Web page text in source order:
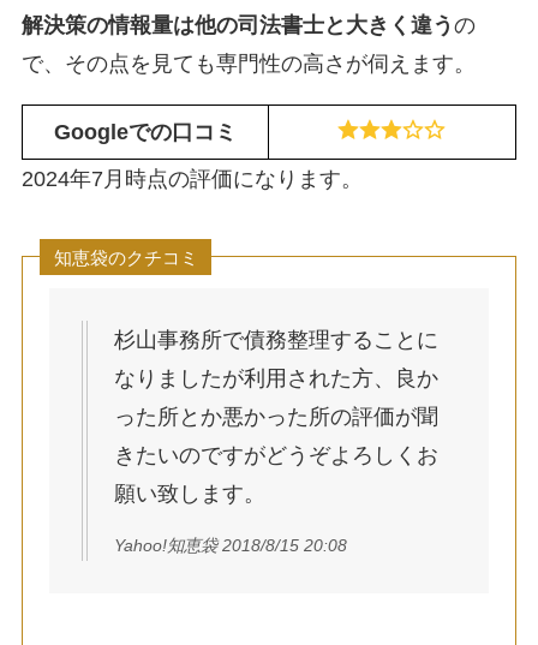
解決策の情報量は他の司法書士と大きく違う の
で、その点を見ても専門性の高さが伺えます。
Googleでの口コミ
2024年7月時点の評価になります。
知恵袋のクチコミ
杉山事務所で債務整理することに
なりましたが利用された方、良か
った所とか悪かった所の評価が聞
きたいのですがどうぞよろしくお
願い致します。
Yahoo!知恵袋 2018/8/15 20:08